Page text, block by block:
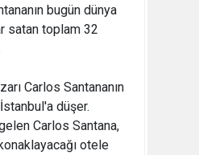
bugün dünya
satan toplam 32
Carlos Santananın
düşer.
Carlos Santana,
otele